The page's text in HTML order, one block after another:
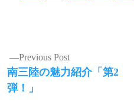
投
稿
ナ
Previous Post
Previous
post:
南三陸の魅力紹介「第2
弾！」